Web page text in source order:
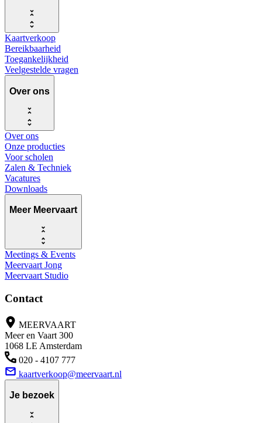
Kaartverkoop
Bereikbaarheid
Toegankelijkheid
Veelgestelde vragen
Over ons
Over ons
Onze producties
Voor scholen
Zalen & Techniek
Vacatures
Downloads
Meer Meervaart
Meetings & Events
Meervaart Jong
Meervaart Studio
Contact
MEERVAART
Meer en Vaart 300
1068 LE Amsterdam
020 - 4107 777
kaartverkoop@meervaart.nl
Je bezoek